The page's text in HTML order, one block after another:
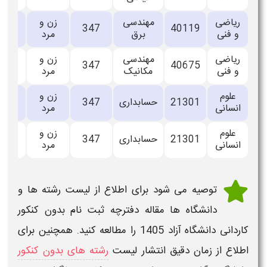
ریاضی
و فنی 40119 مهندسی
برق 347 زن و
مرد
ریاضی
و فنی 40675 مهندسی
مکانیک 347 زن و
مرد
علوم
انسانی 21301 حسابداری 347 زن و
مرد
علوم
انسانی 21301 حسابداری 347 زن و
مرد
توصیه می شود برای اطلاع از لیست رشته ها و
دانشگاه ها مقالهدفترچه ثبت نام بدون کنکور
کاردانی دانشگاه آزاد1405 را مطالعه کنید. همچنین برای
اطلاع از زمان دقیق انتشار لیست رشته های بدون کنکور